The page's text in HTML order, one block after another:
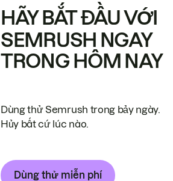
HÃY BẮT ĐẦU VỚI
SEMRUSH NGAY
TRONG HÔM NAY
Dùng thử Semrush trong bảy ngày.
Hủy bất cứ lúc nào.
Dùng thử miễn phí